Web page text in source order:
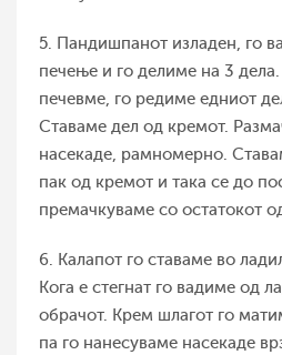
5. Пандишпанот изладен, го
печење и го делиме на 3
печевме, го редиме едниот
Ставаме дел од кремот.
насекаде, рамномерно.
пак од кремот и така се до
премачкуваме со остатокот
6. Калапот го ставаме во
Кога е стегнат го вадиме од
обрачот. Крем шлагот го
па го нанесуваме насекаде